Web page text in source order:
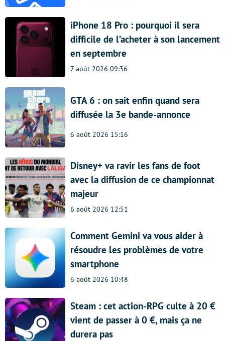
iPhone 18 Pro : pourquoi il sera
difficile de l’acheter à son lancement
en septembre
7 août 2026 09:36
GTA 6 : on sait enfin quand sera
diffusée la 3e bande-annonce
6 août 2026 15:16
Disney+ va ravir les fans de foot
avec la diffusion de ce championnat
majeur
6 août 2026 12:51
Comment Gemini va vous aider à
résoudre les problèmes de votre
smartphone
6 août 2026 10:48
Steam : cet action-RPG culte à 20 €
vient de passer à 0 €, mais ça ne
durera pas